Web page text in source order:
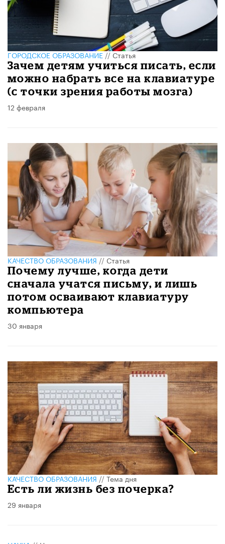
ГОРОДСКОЕ ОБРАЗОВАНИЕ//Статья
Зачем детям учиться писать, если
можно набрать все на клавиатуре
(с точки зрения работы мозга)
12 февраля
КАЧЕСТВО ОБРАЗОВАНИЯ//Статья
Почему лучше, когда дети
сначала учатся письму, и лишь
потом осваивают клавиатуру
компьютера
30 января
КАЧЕСТВО ОБРАЗОВАНИЯ//Тема дня
Есть ли жизнь без почерка?
29 января